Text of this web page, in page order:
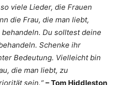
viele Lieder, die Frauen
die Frau, die man liebt,
Du solltest deine
Schenke ihr
Bedeutung. Vielleicht bin
die man liebt, zu
sein.“– Tom Hiddleston